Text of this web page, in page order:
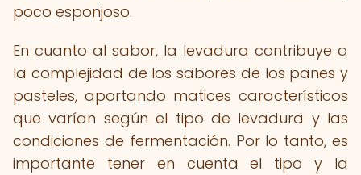
poco esponjoso.
En cuanto al sabor, la levadura contribuye a
la complejidad de los sabores de los panes y
pasteles, aportando matices característicos
que varían según el tipo de levadura y las
condiciones de fermentación. Por lo tanto, es
importante tener en cuenta el tipo y la